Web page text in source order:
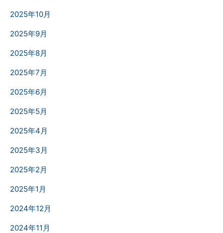
2025年10月
2025年9月
2025年8月
2025年7月
2025年6月
2025年5月
2025年4月
2025年3月
2025年2月
2025年1月
2024年12月
2024年11月